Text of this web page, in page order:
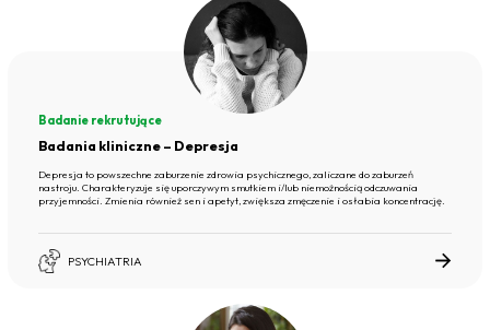
Badanie rekrutujące
Badania kliniczne – Depresja
Depresja to powszechne zaburzenie zdrowia psychicznego, zaliczane do zaburzeń
nastroju. Charakteryzuje się uporczywym smutkiem i/lub niemożnością odczuwania
przyjemności. Zmienia również sen i apetyt, zwiększa zmęczenie i osłabia koncentrację.
PSYCHIATRIA